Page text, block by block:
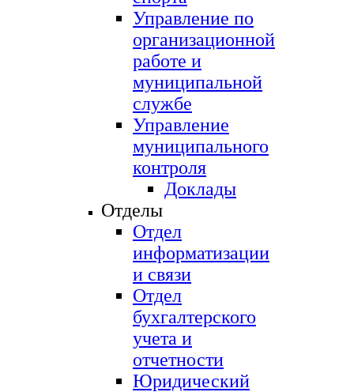
Управление по
организационной
работе и
муниципальной
службе
Управление
муниципального
контроля
Доклады
Отделы
Отдел
информатизации
и связи
Отдел
бухгалтерского
учета и
отчетности
Юридический